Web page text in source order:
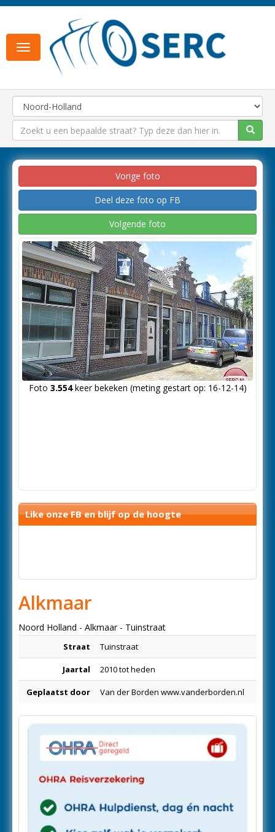
Toggle
navigation
Vorige foto
Deel deze foto op FB
Volgende foto
Foto 3.554keer bekeken (meting gestart op: 16-12-14)
Like onze FB en blijf op de hoogte
Alkmaar
Noord Holland - Alkmaar - Tuinstraat
Straat Tuinstraat
Jaartal 2010 tot heden
Geplaatst door Van der Borden www.vanderborden.nl